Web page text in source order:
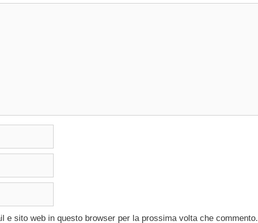
e sito web in questo browser per la prossima volta che commento.